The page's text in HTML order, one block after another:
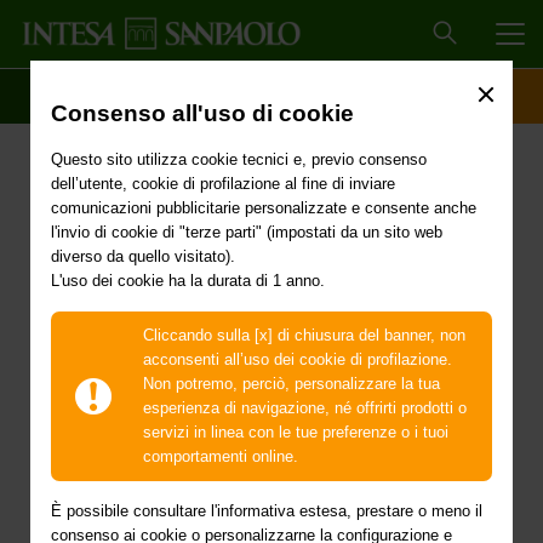
Consenso all'uso di cookie
Questo sito utilizza cookie tecnici e, previo consenso
dell’utente, cookie di profilazione al fine di inviare
comunicazioni pubblicitarie personalizzate e consente anche
l'invio di cookie di "terze parti" (impostati da un sito web
diverso da quello visitato).
L'uso dei cookie ha la durata di 1 anno.
Cliccando sulla [x] di chiusura del banner, non
acconsenti all’uso dei cookie di profilazione.
Non potremo, perciò, personalizzare la tua
esperienza di navigazione, né offrirti prodotti o
servizi in linea con le tue preferenze o i tuoi
comportamenti online.
È possibile consultare l'informativa estesa, prestare o meno il
consenso ai cookie o personalizzarne la configurazione e
Primi interventi urgenti di
protezione civile in
conseguenza degli
eccezionali eventi
meteorologici verificatisi,
a partire dal giorno 17
settembre 2024, nel
territorio delle province